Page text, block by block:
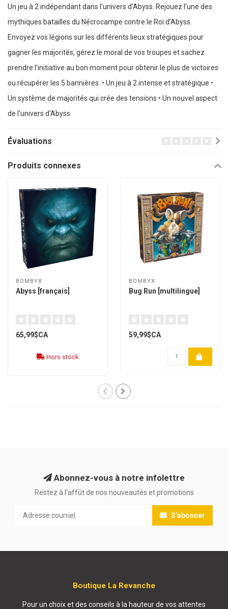
Un jeu à 2 indépendant dans l'univers d'Abyss. Rejouez l’une des
mythiques batailles du Nécrocampe contre le Roi d’Abyss.
Envoyez vos légions sur les différents lieux stratégiques pour
gagner les majorités, gérez le moral de vos troupes et sachez
prendre l’initiative au bon moment pour obtenir le plus de victoires
ou récupérer les 5 bannières. • Un jeu à 2 intense et stratégique •
Un système de majorités qui crée des tensions • Un nouvel aspect
de l'univers d'Abyss
Évaluations
Produits connexes
BOMBYX
Abyss [français]
65,99$CA
Hors stock
BOMBYX
Bug Run [multilingue]
59,99$CA
Abonnez-vous à notre infolettre
Restez à l'affût de nos nouveautés et promotions
S'abonner
Boutique La Revanche
Pour un choix et des conseils à la hauteur de vos attentes